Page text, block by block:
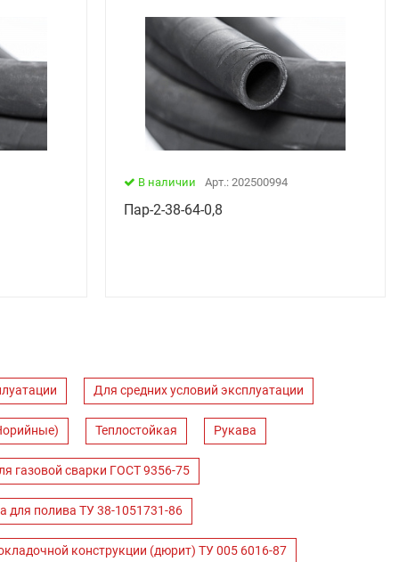
В наличии Арт.: 202500994
Пар-2-38-64-0,8
Для средних условий эксплуатации
Теплостойкая Рукава
газовой сварки ГОСТ 9356-75
для полива ТУ 38-1051731-86
конструкции (дюрит) ТУ 005 6016-87